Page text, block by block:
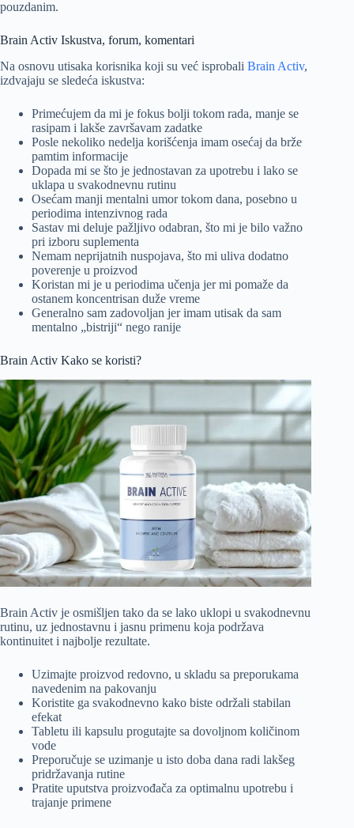
pouzdanim.
Brain Activ Iskustva, forum, komentari
Na osnovu utisaka korisnika koji su već isprobali Brain Activ,
izdvajaju se sledeća iskustva:
Primećujem da mi je fokus bolji tokom rada, manje se
rasipam i lakše završavam zadatke
Posle nekoliko nedelja korišćenja imam osećaj da brže
pamtim informacije
Dopada mi se što je jednostavan za upotrebu i lako se
uklapa u svakodnevnu rutinu
Osećam manji mentalni umor tokom dana, posebno u
periodima intenzivnog rada
Sastav mi deluje pažljivo odabran, što mi je bilo važno
pri izboru suplementa
Nemam neprijatnih nuspojava, što mi uliva dodatno
poverenje u proizvod
Koristan mi je u periodima učenja jer mi pomaže da
ostanem koncentrisan duže vreme
Generalno sam zadovoljan jer imam utisak da sam
mentalno „bistriji“ nego ranije
Brain Activ Kako se koristi?
Brain Activ je osmišljen tako da se lako uklopi u svakodnevnu
rutinu, uz jednostavnu i jasnu primenu koja podržava
kontinuitet i najbolje rezultate.
Uzimajte proizvod redovno, u skladu sa preporukama
navedenim na pakovanju
Koristite ga svakodnevno kako biste održali stabilan
efekat
Tabletu ili kapsulu progutajte sa dovoljnom količinom
vode
Preporučuje se uzimanje u isto doba dana radi lakšeg
pridržavanja rutine
Pratite uputstva proizvođača za optimalnu upotrebu i
trajanje primene